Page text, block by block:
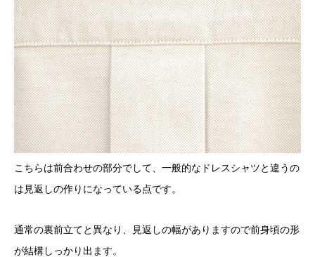
こちらは前合わせの部分でして、一般的なドレスシャツと違うの
は見返しの作りになっている点です。
通常の裏前立てと異なり、見返しの幅がありますので前身頃の形
が結構しっかり出ます。